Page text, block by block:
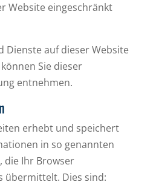
Website eingeschränkt
Dienste auf dieser Website
Sie dieser
entnehmen.
erhebt und speichert
in so genannten
die Ihr Browser
übermittelt. Dies sind: